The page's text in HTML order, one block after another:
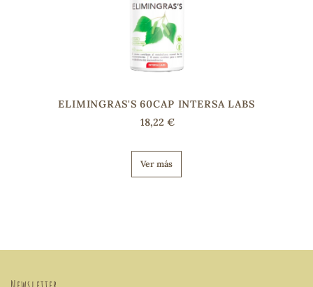
ELIMINGRAS'S 60CAP INTERSA LABS
18,22 €
Ver más